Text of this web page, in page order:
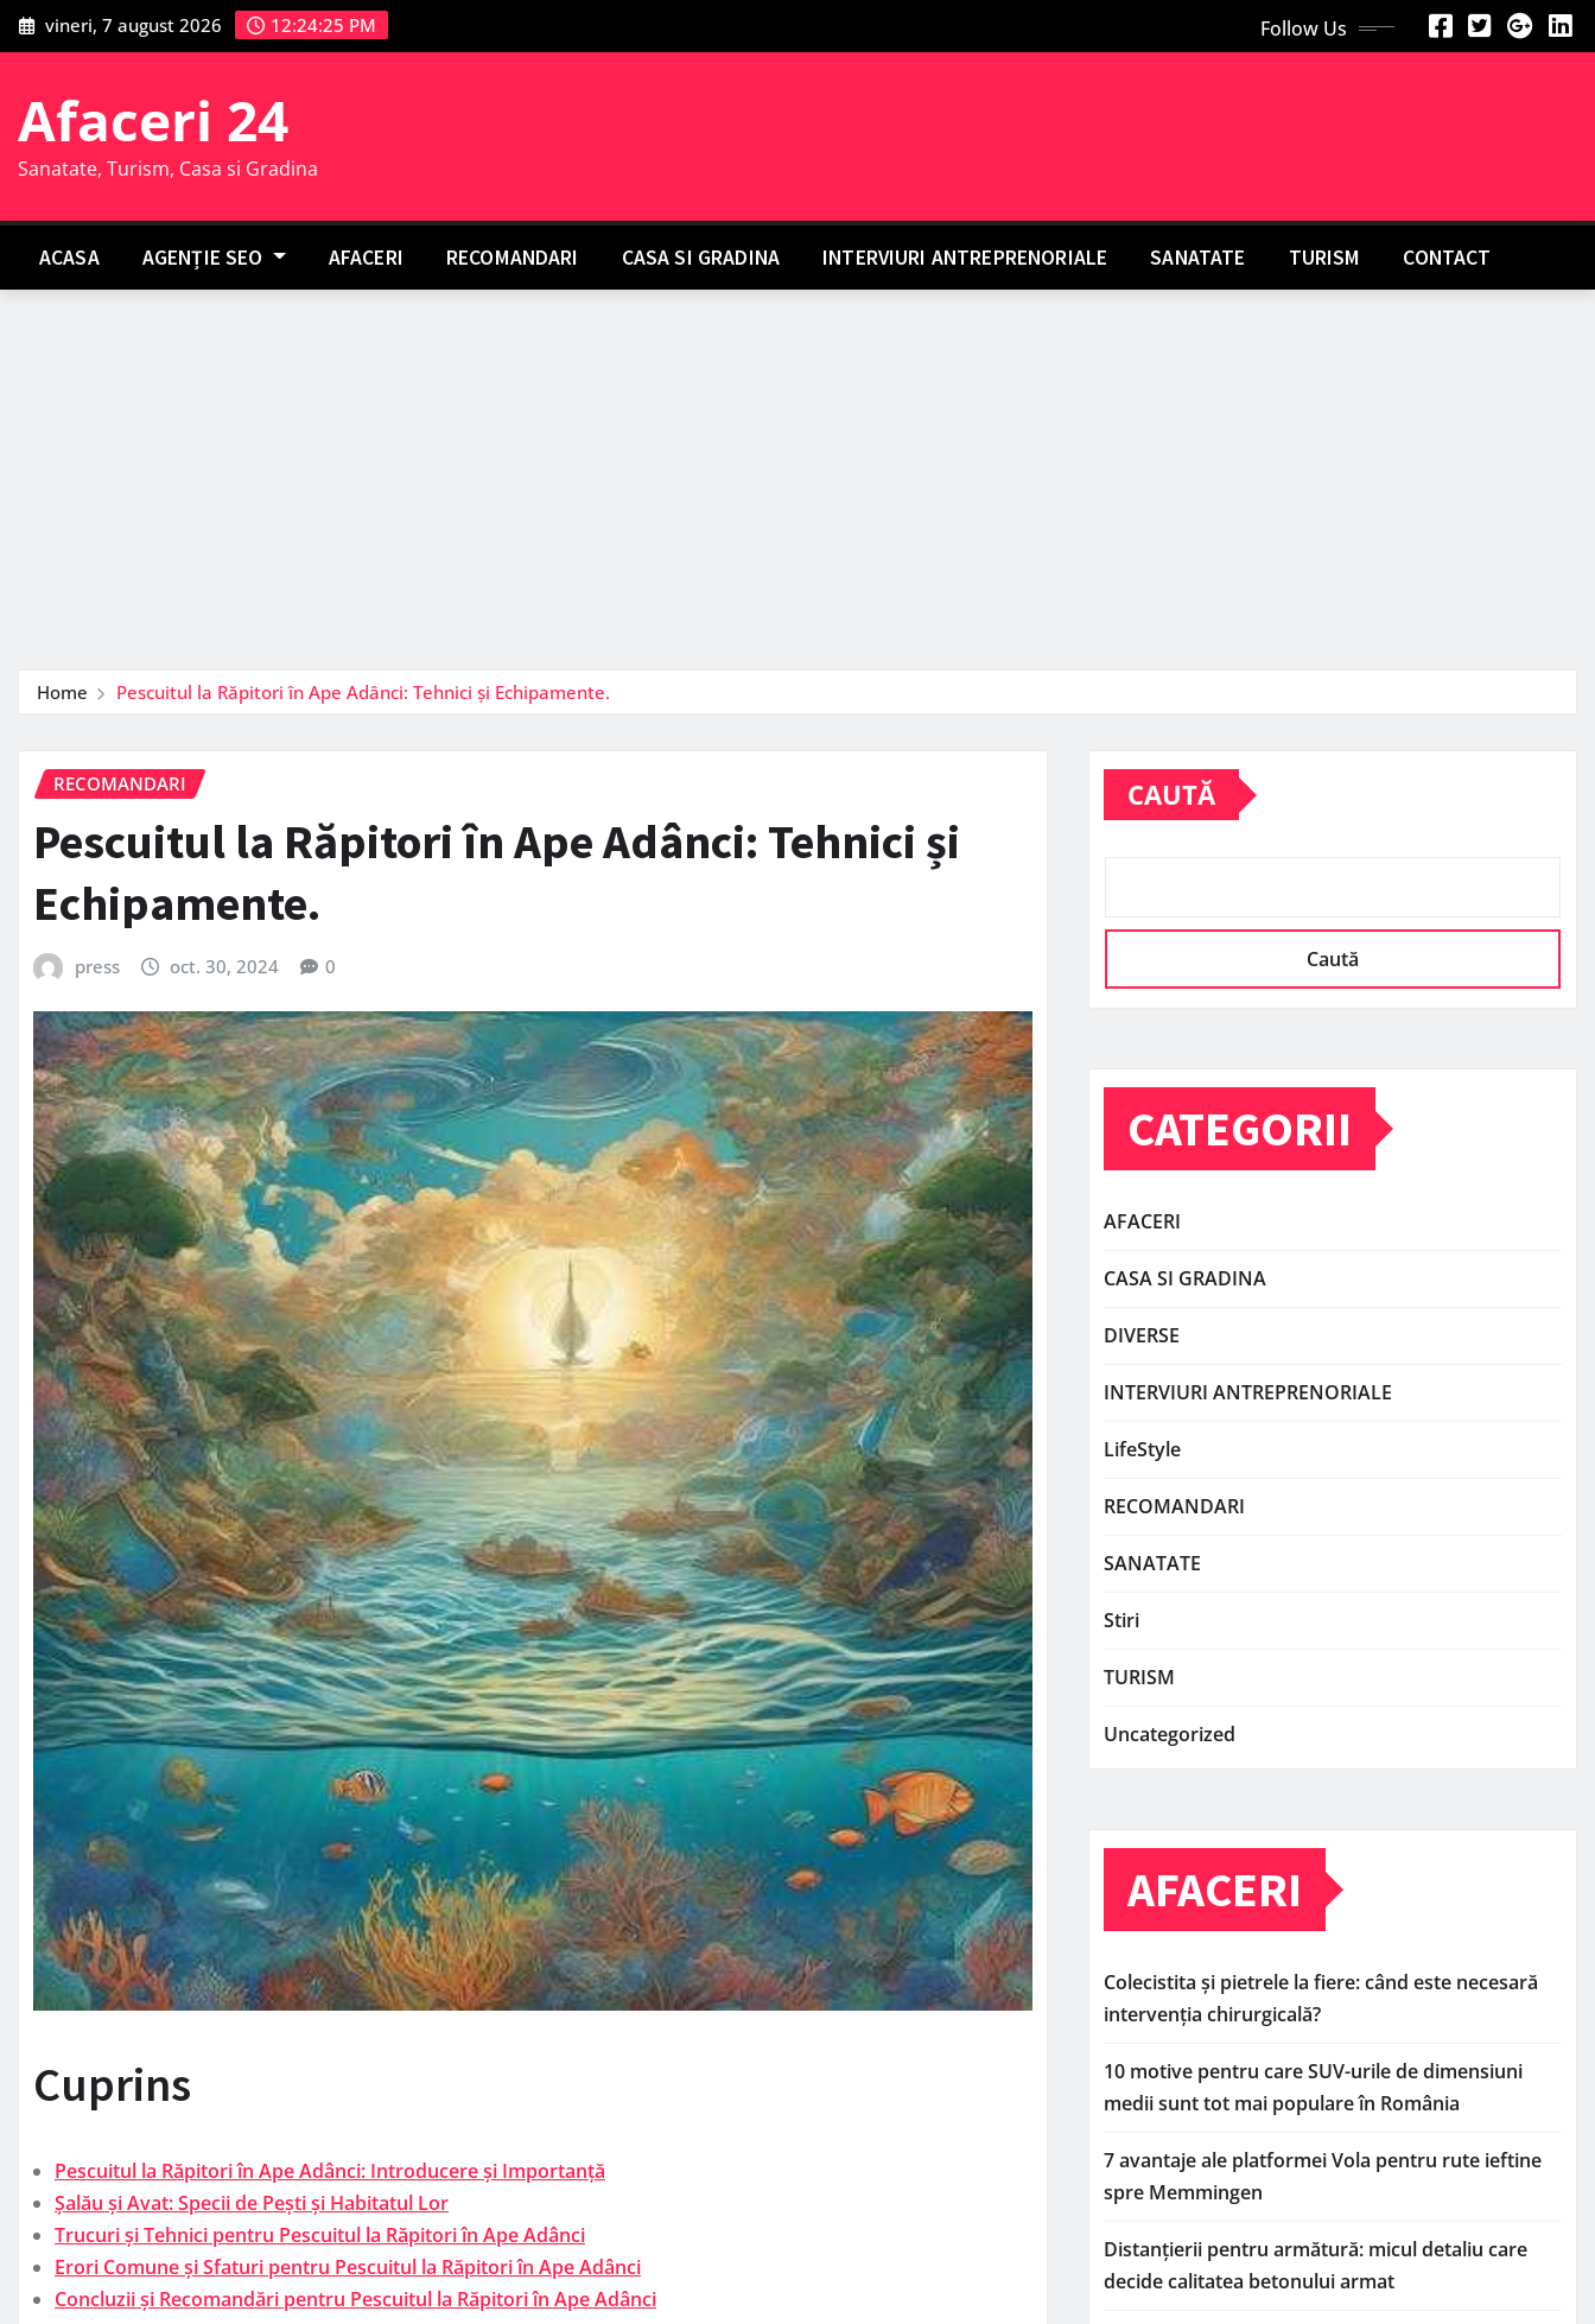
Skip
to
vineri, 7 august 2026 12:24:26 PM Follow Us
Afaceri 24
Sanatate, Turism, Casa si Gradina
ACASA AGENȚIE SEO AFACERI RECOMANDARI CASA SI GRADINA INTERVIURI ANTREPRENORIALE SANATATE TURISM CONTACT
Home Pescuitul la Răpitori în Ape Adânci: Tehnici și Echipamente.
RECOMANDARI
Pescuitul la Răpitori în Ape Adânci: Tehnici și
Echipamente.
press oct. 30, 2024 0
Cuprins
Pescuitul la Răpitori în Ape Adânci: Introducere și Importanță
Șalău și Avat: Specii de Pești și Habitatul Lor
Trucuri și Tehnici pentru Pescuitul la Răpitori în Ape Adânci
Erori Comune și Sfaturi pentru Pescuitul la Răpitori în Ape Adânci
Concluzii și Recomandări pentru Pescuitul la Răpitori în Ape Adânci
CAUTĂ
Caută
CATEGORII
AFACERI
CASA SI GRADINA
DIVERSE
INTERVIURI ANTREPRENORIALE
LifeStyle
RECOMANDARI
SANATATE
Stiri
TURISM
Uncategorized
AFACERI
Colecistita și pietrele la fiere: când este necesară
intervenția chirurgicală?
10 motive pentru care SUV-urile de dimensiuni
medii sunt tot mai populare în România
7 avantaje ale platformei Vola pentru rute ieftine
spre Memmingen
Distanțierii pentru armătură: micul detaliu care
decide calitatea betonului armat